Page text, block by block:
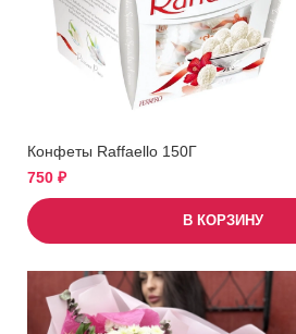
Конфеты Raffaello 150Г
750 ₽
В КОРЗИНУ